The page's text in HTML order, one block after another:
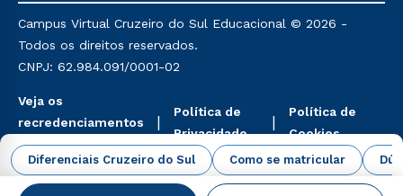
Diferenciais Cruzeiro do Sul Como se matricular
mencionadas são referentes aos cursos: Ensino
Religioso, Geografia para a Docência e Metodologia
do Ensino de História: Questões Atuais.
Campus Virtual Cruzeiro do Sul Educacional © 2026 -
Todos os direitos reservados.
CNPJ: 62.984.091/0001-02
Veja os
recredenciamentos
aqui
Política de
Privacidade
Política de
Cookies